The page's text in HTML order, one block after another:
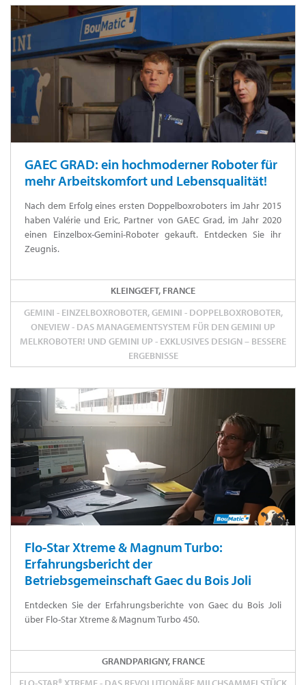
GAEC GRAD: ein hochmoderner Roboter für
mehr Arbeitskomfort und Lebensqualität!
Nach dem Erfolg eines ersten Doppelboxroboters im Jahr 2015
haben Valérie und Eric, Partner von GAEC Grad, im Jahr 2020
einen Einzelbox-Gemini-Roboter gekauft. Entdecken Sie ihr
Zeugnis.
KLEINGŒFT, FRANCE
GEMINI - EINZELBOXROBOTER, GEMINI - DOPPELBOXROBOTER,
ONEVIEW - DAS MANAGEMENTSYSTEM FÜR DEN GEMINI UP
MELKROBOTER! UND GEMINI UP - EXKLUSIVES DESIGN – BESSERE
ERGEBNISSE
Flo-Star Xtreme & Magnum Turbo:
Erfahrungsbericht der
Betriebsgemeinschaft Gaec du Bois Joli
Entdecken Sie der Erfahrungsberichte von Gaec du Bois Joli
über Flo-Star Xtreme & Magnum Turbo 450.
GRANDPARIGNY, FRANCE